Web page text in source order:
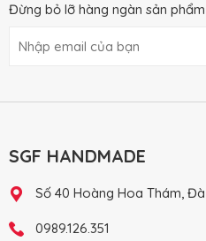
Đừng bỏ lỡ hàng ngàn sản
SGF HANDMADE
Số 40 Hoàng Hoa Thám,
0989.126.351